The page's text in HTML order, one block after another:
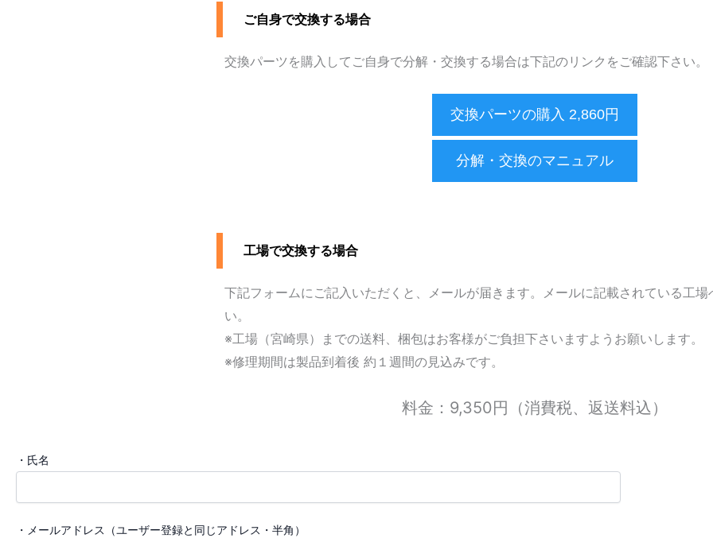
ご自身で交換する場合
交換パーツを購入してご自身で分解・交換する場合は下記のリンクをご確認下さい。
交換パーツの購入 2,860円
分解・交換のマニュアル
工場で交換する場合
下記フォームにご記入いただくと、メールが届きます。メールに記載されている工場
い。
※工場（宮崎県）までの送料、梱包はお客様がご負担下さいますようお願いします。
※修理期間は製品到着後 約１週間の見込みです。
料金：9,350円（消費税、返送料込）
・氏名
・メールアドレス（ユーザー登録と同じアドレス・半角）